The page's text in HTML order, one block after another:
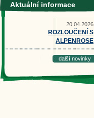
Aktuální informace
20.04.2026
ROZLOUČENÍ S
ALPENROSE
další novinky